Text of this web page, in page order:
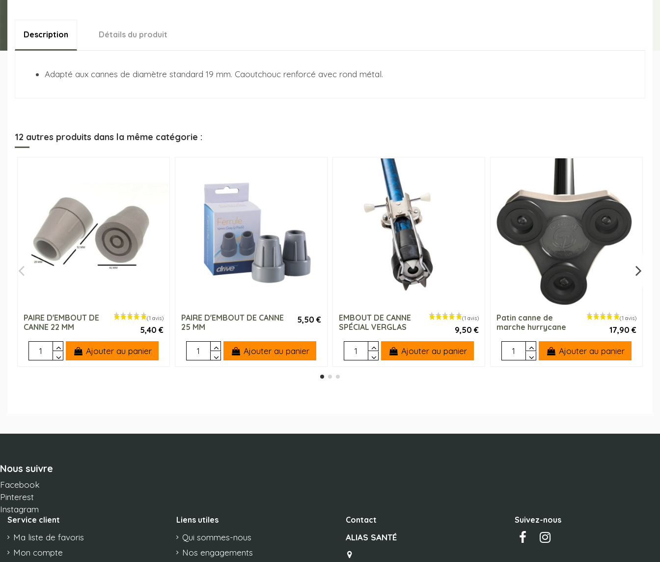
Description Détails du produit
Adapté aux cannes de diamètre standard 19 mm. Caoutchouc renforcé avec rond métal.
12 autres produits dans la même catégorie :
PAIRE D'EMBOUT DE
CANNE 22 MM
5,40 €
Ajouter au panier
PAIRE D'EMBOUT DE CANNE
25 MM
5,50 €
Ajouter au panier
EMBOUT DE CANNE
SPÉCIAL VERGLAS
9,50 €
Ajouter au panier
Patin canne de
marche hurrycane
17,90 €
Ajouter au panier
Nous suivre
Facebook
Pinterest
Instagram
Service client
Ma liste de favoris
Mon compte
Liens utiles
Qui sommes-nous
Nos engagements
Contact
ALIAS SANTÉ
Suivez-nous